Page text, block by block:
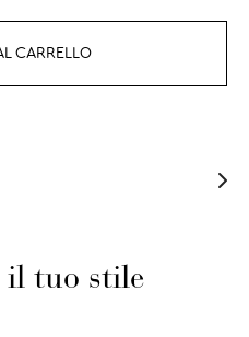
CARRELLO
il tuo stile